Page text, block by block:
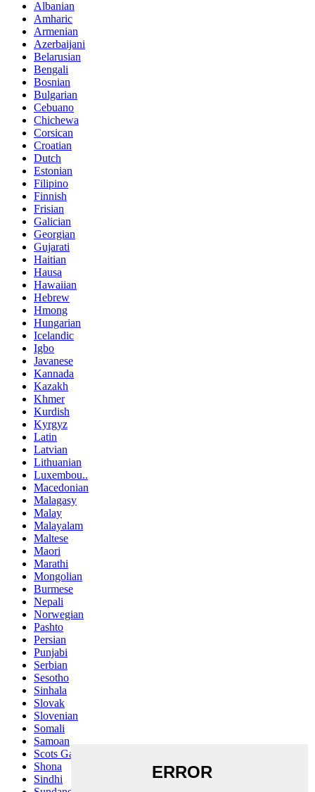
Albanian
Amharic
Armenian
Azerbaijani
Belarusian
Bengali
Bosnian
Bulgarian
Cebuano
Chichewa
Corsican
Croatian
Dutch
Estonian
Filipino
Finnish
Frisian
Galician
Georgian
Gujarati
Haitian
Hausa
Hawaiian
Hebrew
Hmong
Hungarian
Icelandic
Igbo
Javanese
Kannada
Kazakh
Khmer
Kurdish
Kyrgyz
Latin
Latvian
Lithuanian
Luxembou..
Macedonian
Malagasy
Malay
Malayalam
Maltese
Maori
Marathi
Mongolian
Burmese
Nepali
Norwegian
Pashto
Persian
Punjabi
Serbian
Sesotho
Sinhala
Slovak
Slovenian
Somali
Samoan
Scots Gaelic
Shona
Sindhi